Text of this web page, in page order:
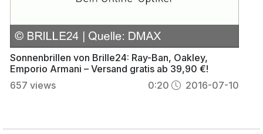
Sonnenbrillen von Brille24: Ray-Ban, Oakley,
Emporio Armani – Versand gratis ab 39,90 €!
657 views 0:20 2016-07-10